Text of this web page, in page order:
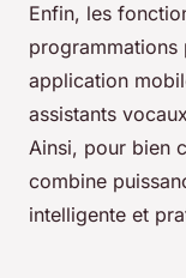
Enfin, les
programmations
application
assistants
Ainsi, pour bien
combine
intelligente et